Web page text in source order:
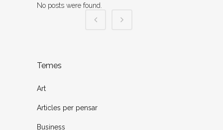
No posts were found.
Temes
Art
Articles per pensar
Business